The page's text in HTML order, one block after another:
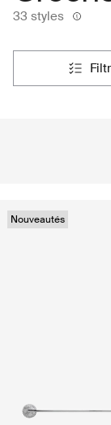
33 styles
Nouveautés